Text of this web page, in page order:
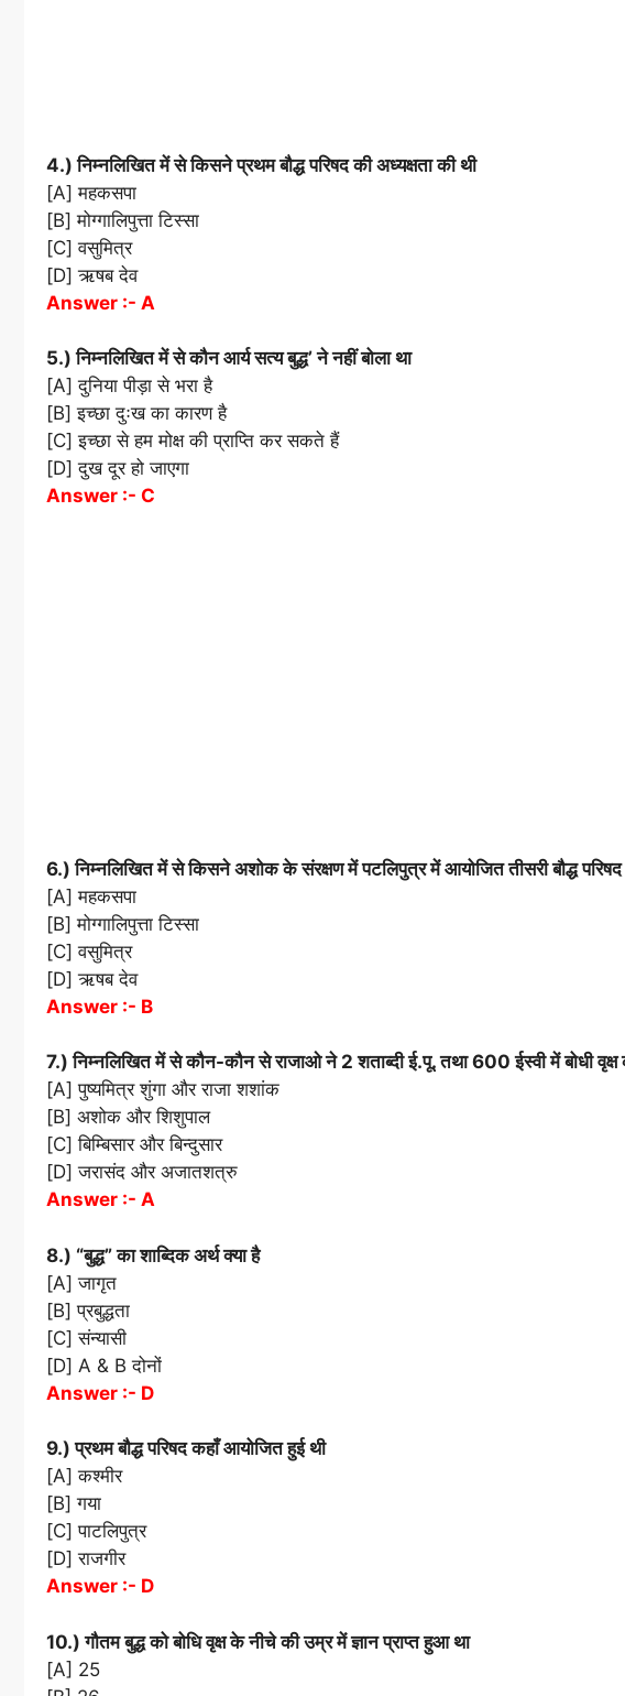
4.) निम्नलिखित में से किसने प्रथम बौद्ध परिषद की अध्यक्षता की थी
[A] महकसपा
[B] मोग्गालिपुत्ता टिस्सा
[C] वसुमित्र
[D] ऋषब देव
Answer :- A
5.) निम्नलिखित में से कौन आर्य सत्य बुद्ध’ ने नहीं बोला था
[A] दुनिया पीड़ा से भरा है
[B] इच्छा दुःख का कारण है
[C] इच्छा से हम मोक्ष की प्राप्ति कर सकते हैं
[D] दुख दूर हो जाएगा
Answer :- C
6.) निम्नलिखित में से किसने अशोक के संरक्षण में पटलिपुत्र में आयोजित तीसरी बौद्ध परिषद
[A] महकसपा
[B] मोग्गालिपुत्ता टिस्सा
[C] वसुमित्र
[D] ऋषब देव
Answer :- B
7.) निम्नलिखित में से कौन-कौन से राजाओ ने 2 शताब्दी ई.पू. तथा 600 ईस्वी में बोधी वृक्ष
[A] पुष्यमित्र शुंगा और राजा शशांक
[B] अशोक और शिशुपाल
[C] बिम्बिसार और बिन्दुसार
[D] जरासंद और अजातशत्रु
Answer :- A
8.) “बुद्ध” का शाब्दिक अर्थ क्या है
[A] जागृत
[B] प्रबुद्धता
[C] संन्यासी
[D] A & B दोनों
Answer :- D
9.) प्रथम बौद्ध परिषद कहाँ आयोजित हुई थी
[A] कश्मीर
[B] गया
[C] पाटलिपुत्र
[D] राजगीर
Answer :- D
10.) गौतम बुद्ध को बोधि वृक्ष के नीचे की उम्र में ज्ञान प्राप्त हुआ था
[A] 25